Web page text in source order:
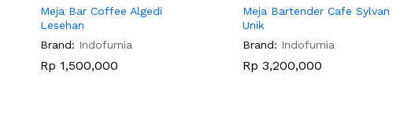
Meja Bar Coffee Algedi
Lesehan
Brand: Indofurnia
Rp 1,500,000
Meja Bartender Cafe Sylvan
Unik
Brand: Indofurnia
Rp 3,200,000